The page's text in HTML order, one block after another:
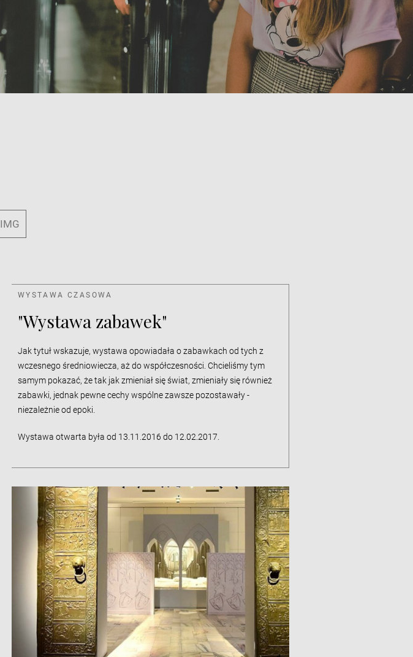
IMG
WYSTAWA CZASOWA
"Wystawa zabawek"
Jak tytuł wskazuje, wystawa opowiadała o zabawkach od tych z
wczesnego średniowiecza, aż do współczesności. Chcieliśmy tym
samym pokazać, że tak jak zmieniał się świat, zmieniały się również
zabawki, jednak pewne cechy wspólne zawsze pozostawały -
niezależnie od epoki.
Wystawa otwarta była od 13.11.2016 do 12.02.2017.